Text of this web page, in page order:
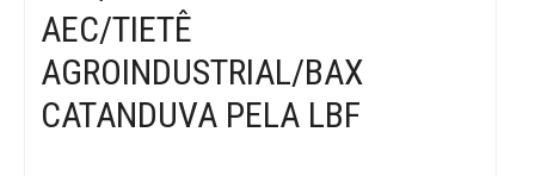
AEC/TIETÊ
AGROINDUSTRIAL/BAX
CATANDUVA PELA LBF